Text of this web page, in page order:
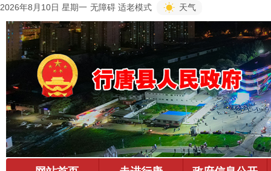
2026年8月10日 星期一 无障碍 适老模式 天气